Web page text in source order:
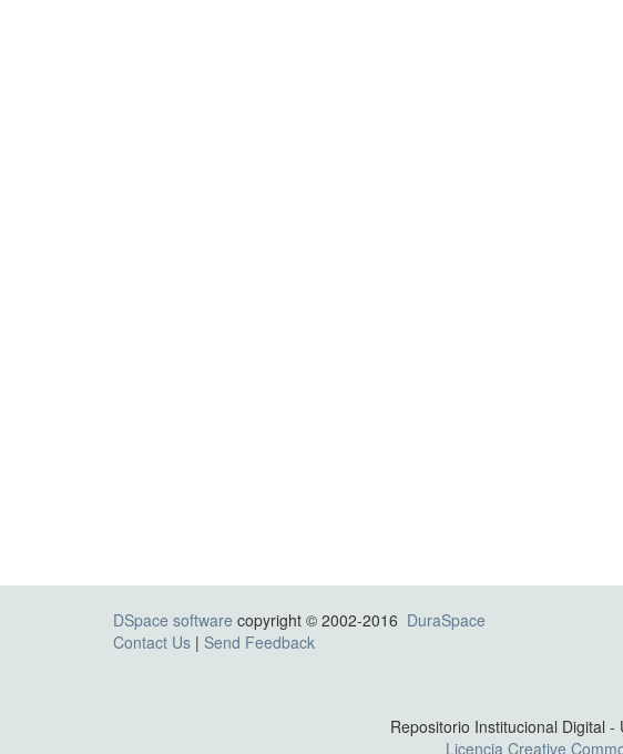
DSpace software copyright © 2002-2016 DuraSpace
Contact Us | Send Feedback
Repositorio Institucional Digital
Licencia Creative